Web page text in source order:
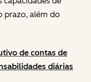
prazo, além do
de contas de
diárias